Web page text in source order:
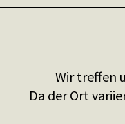
Wir treffen
Da der Ort